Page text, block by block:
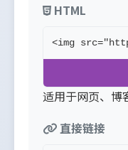
HTML
<img
适用于网页、博
直接链接